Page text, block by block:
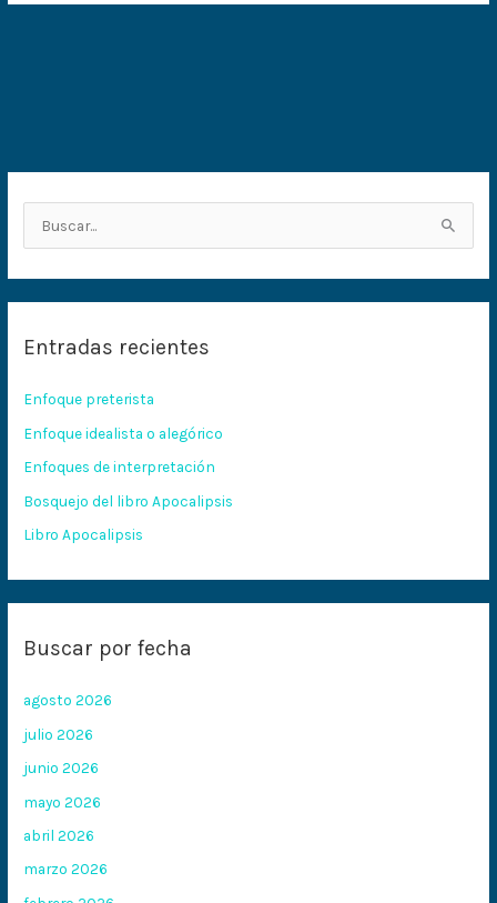
a
p
o
r
:
Entradas recientes
Enfoque preterista
Enfoque idealista o alegórico
Enfoques de interpretación
Bosquejo del libro Apocalipsis
Libro Apocalipsis
Buscar por fecha
agosto 2026
julio 2026
junio 2026
mayo 2026
abril 2026
marzo 2026